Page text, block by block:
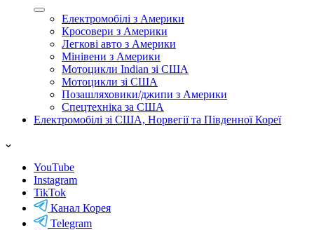
Електромобілі з Америки
Кросовери з Америки
Легкові авто з Америки
Мінівени з Америки
Мотоцикли Indian зі США
Мотоцикли зі США
Позашляховики/джипи з Америки
Спецтехніка за США
Електромобілі зі США, Норвегії та Південної Кореї
YouTube
Instagram
TikTok
Канал Корея
Telegram